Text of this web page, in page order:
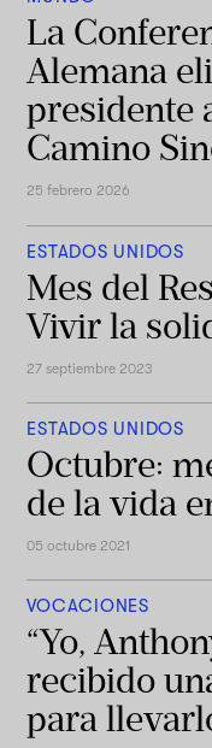
La
Alemana
presidente
Camino
25 febrero 2026
ESTADOS UNIDOS
Mes del
Vivir la
27 septiembre 2023
ESTADOS UNIDOS
Octubre:
de la vida
05 octubre 2021
VOCACIONES
“Yo,
recibido
para